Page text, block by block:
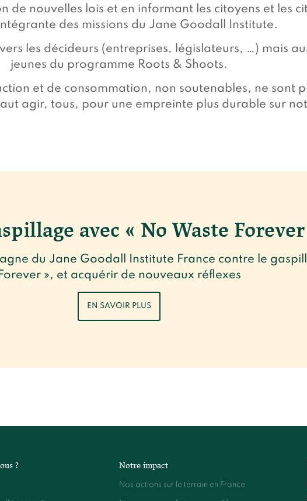
de nouvelles lois et en informant les citoyens et les
des missions du Jane Goodall Institute.
les décideurs (entreprises, législateurs, …) mais
jeunes du programme Roots & Shoots.
et de consommation, non soutenables, ne sont
agir, tous, pour une empreinte plus durable sur
avec « No Waste
du Jane Goodall Institute France contre le
», et acquérir de nouveaux réflexes
EN SAVOIR PLUS
? Notre impact
Nos actions sur le terrain en France